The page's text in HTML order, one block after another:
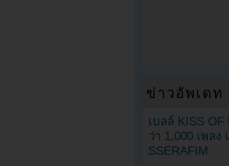
ข่าวอัพเดท
เบลล์ KISS OF
ว่า 1,000 เพลง
SSERAFIM